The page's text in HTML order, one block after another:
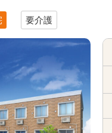
要介護